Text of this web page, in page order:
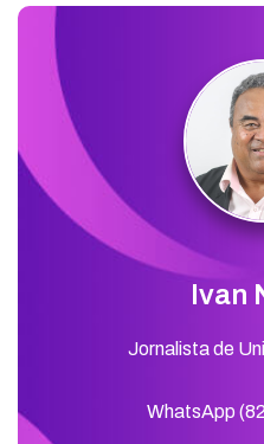
Ivan
Jornalista de
WhatsApp